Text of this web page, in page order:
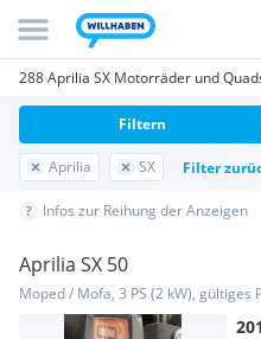
288 Aprilia SX Motorräder und
Aprilia SX Filter
Filtern
Infos zur Reihung der Anzeigen
Aprilia SX 50
Moped / Mofa, 3 PS (2 kW), gültiges